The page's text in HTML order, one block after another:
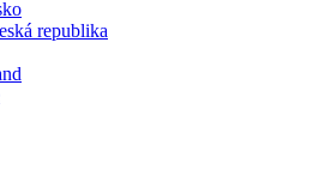
republika